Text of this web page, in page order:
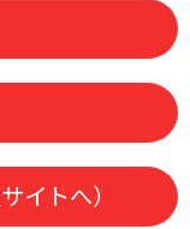
イトへ）